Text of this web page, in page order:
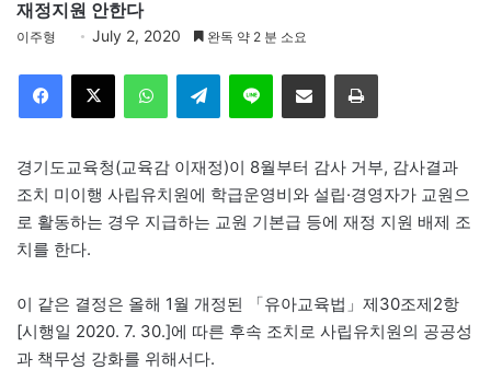
재정지원 안한다
이주형 July 2, 2020 완독 약 2 분 소요
Telegram 이메일
경기도교육청(교육감 이재정)이 8월부터 감사 거부, 감사결과
조치 미이행 사립유치원에 학급운영비와 설립·경영자가 교원으
로 활동하는 경우 지급하는 교원 기본급 등에 재정 지원 배제 조
치를 한다.
이 같은 결정은 올해 1월 개정된 「유아교육법」제30조제2항
[시행일 2020. 7. 30.]에 따른 후속 조치로 사립유치원의 공공성
과 책무성 강화를 위해서다.